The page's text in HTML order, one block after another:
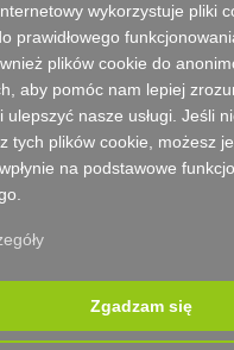
służymy fachową poradą
są rozpatrywane w ciągu
wykorzystuje pliki
prawidłowego
plików cookie do
aby pomóc nam lepiej
ulepszyć nasze usługi. Jeśli
tych plików cookie, możesz
na podstawowe
Zgadzam się